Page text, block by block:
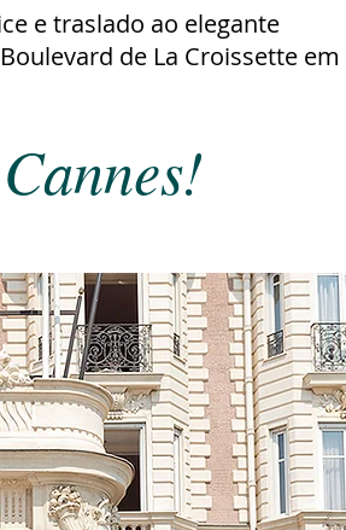
e traslado ao elegante
de La Croissette em